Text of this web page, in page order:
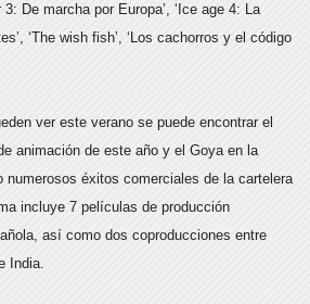
3: De marcha por Europa’, ‘Ice age 4: La
‘The wish fish’, ‘Los cachorros y el código
ver este verano se puede encontrar el
animación de este año y el Goya en la
éxitos comerciales de la cartelera
incluye 7 películas de producción
así como dos coproducciones entre
India.